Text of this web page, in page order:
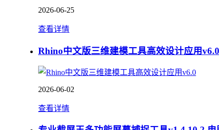
2026-06-25
查看详情
Rhino中文版三维建模工具高效设计应用v6.0
2026-06-02
查看详情